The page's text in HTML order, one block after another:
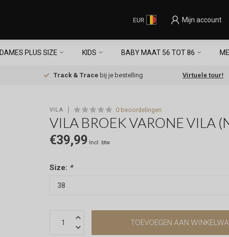
EUR Mijn account
DAMES PLUS SIZE KIDS BABY MAAT 56 TOT 86
Track & Trace bij je bestelling Virtuele tour!
VILA 0 beoordelingen
VILA BROEK VARONE VILA
€39,99 Incl. btw
Size: *
TOEVOEGEN AAN